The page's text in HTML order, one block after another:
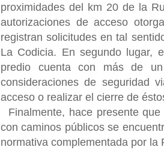
proximidades del km 20 de la
autorizaciones de acceso
registran solicitudes en tal
La Codicia. En segundo lugar,
predio cuenta con más de
consideraciones de seguridad
acceso o realizar el cierre de
Finalmente, hace presente
con caminos públicos se
normativa complementada por la